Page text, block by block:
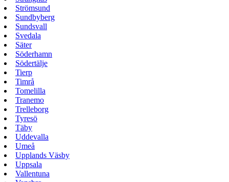
Strömsund
Sundbyberg
Sundsvall
Svedala
Säter
Söderhamn
Södertälje
Tierp
Timrå
Tomelilla
Tranemo
Trelleborg
Tyresö
Täby
Uddevalla
Umeå
Upplands Väsby
Uppsala
Vallentuna